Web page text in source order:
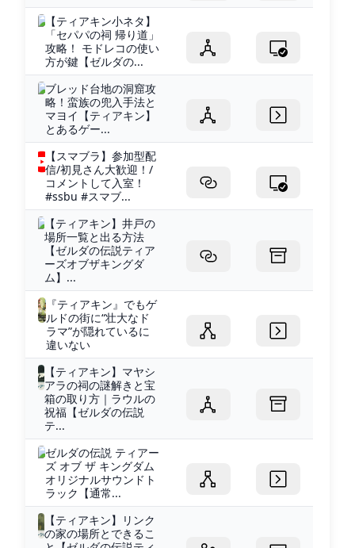
【ティアキン小ネタ】
「セパパの祠 帰り道」
攻略！ モドレコの使い
方が鍵【ゼルダの...
ブレッド台地の洞窟攻
略！蛮族の兜入手法と
マヨイ【ティアキン】
とあるゲー...
【スマブラ】参加型配
信/初見さん大歓迎！/
コメントして入室！
#ssbu #スマブ...
【ティアキン】井戸の
場所一覧と出る方法
【ゼルダの伝説ティア
ーズオブザキングダ
ム】...
『ティアキン』でもゲ
ルドの街に“壮大なド
ラマ”が隠れているに
違いない
【ティアキン】マヤシ
アラの祠の謎解きと宝
箱の取り方｜ラウルの
祝福【ゼルダの伝説
テ...
ゼルダの伝説 ティアー
ズ オブ ザ キングダム
オリジナルサウンドト
ラック【通常...
【ティアキン】リンク
の家の場所とできるこ